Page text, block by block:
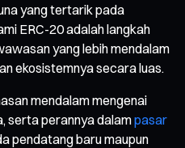
yang tertarik pada
ERC-20 adalah langkah
yang lebih mendalam
ekosistemnya secara luas.
mendalam mengenai
serta perannya dalampasar
pendatang baru maupun